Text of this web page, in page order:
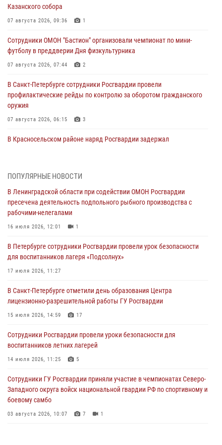
Казанского собора
07 августа 2026, 09:36 1
Сотрудники ОМОН "Бастион" организовали чемпионат по мини-
футболу в преддверии Дня физкультурника
07 августа 2026, 07:44 2
В Санкт-Петербурге сотрудники Росгвардии провели
профилактические рейды по контролю за оборотом гражданского
оружия
07 августа 2026, 06:15 3
В Красносельском районе наряд Росгвардии задержал
06 августа 2026, 13:39 1
В Центральном районе росгвардейцы оперативно задержали
хулигана, стрелявшего из пускового устройства рядом с жилыми
домами
06 августа 2026, 11:36
Сотрудники и военнослужащие Росгвардии обеспечили
правопорядок при проведении матча "Зенит" - "Балтика"
06 августа 2026, 07:30
В Выборгском районе наряд Росгвардии обнаружил
разыскиваемый преступный автотранспорт
05 августа 2026, 12:25 2
Петербургские росгвардейцы обнаружили объявленный в розыск
автомобиль, ранее использовавшийся при совершении кражи в
Ленобласти
ПОПУЛЯРНЫЕ НОВОСТИ
В Ленинградской области при содействии ОМОН Росгвардии
пресечена деятельность подпольного рыбного производства с
рабочими-нелегалами
16 июля 2026, 12:01 1
В Петербурге сотрудники Росгвардии провели урок безопасности
для воспитанников лагеря «Подсолнух»
17 июля 2026, 11:27
В Санкт-Петербурге отметили день образования Центра
лицензионно-разрешительной работы ГУ Росгвардии
15 июля 2026, 14:59 17
Сотрудники Росгвардии провели уроки безопасности для
воспитанников летних лагерей
14 июля 2026, 11:25 5
Сотрудники ГУ Росгвардии приняли участие в чемпионатах Северо-
Западного округа войск национальной гвардии РФ по спортивному и
боевому самбо
03 августа 2026, 10:07 7 1